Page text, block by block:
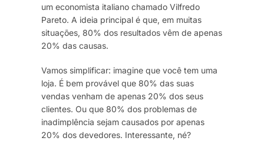
um economista italiano chamado Vilfredo
Pareto. A ideia principal é que, em muitas
situações, 80% dos resultados vêm de apenas
20% das causas.
Vamos simplificar: imagine que você tem uma
loja. É bem provável que 80% das suas
vendas venham de apenas 20% dos seus
clientes. Ou que 80% dos problemas de
inadimplência sejam causados por apenas
20% dos devedores. Interessante, né?